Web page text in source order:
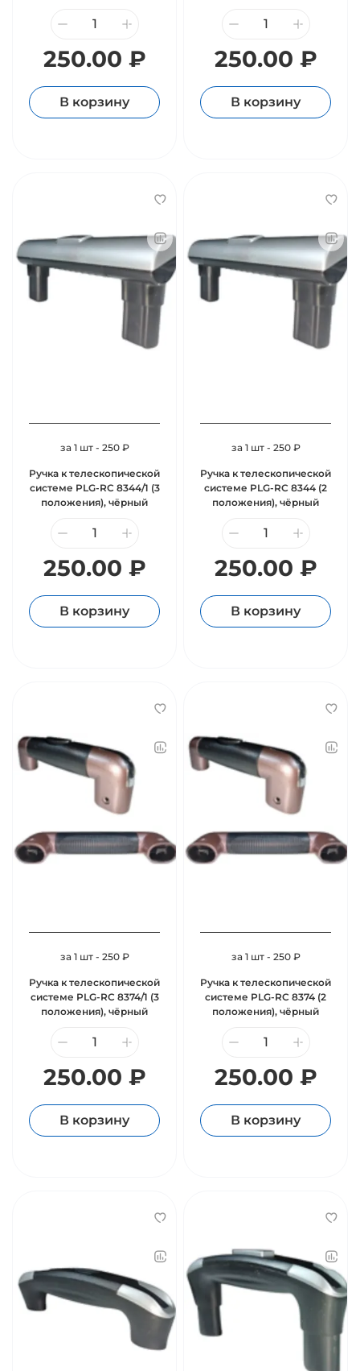
250.00 ₽
В корзину
250.00 ₽
В корзину
за 1 шт - 250 ₽
Ручка к телескопической
системе PLG-RC 8344/1 (3
положения), чёрный
250.00 ₽
В корзину
за 1 шт - 250 ₽
Ручка к телескопической
системе PLG-RC 8344 (2
положения), чёрный
250.00 ₽
В корзину
за 1 шт - 250 ₽
Ручка к телескопической
системе PLG-RC 8374/1 (3
положения), чёрный
250.00 ₽
В корзину
за 1 шт - 250 ₽
Ручка к телескопической
системе PLG-RC 8374 (2
положения), чёрный
250.00 ₽
В корзину